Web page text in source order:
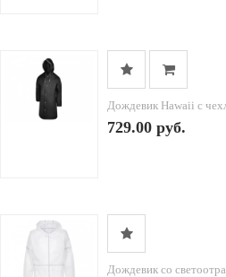
Дождевик Hawaii c
729.00 руб.
Дождевик со